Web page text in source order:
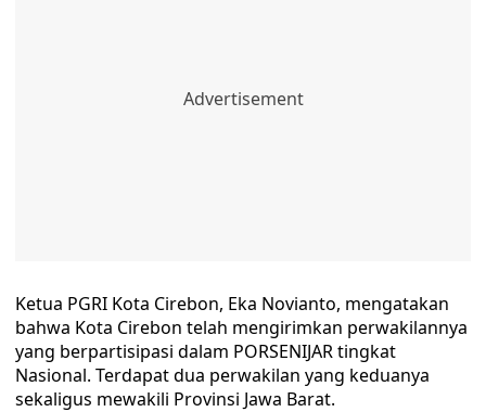
Ketua PGRI Kota Cirebon, Eka Novianto, mengatakan
bahwa Kota Cirebon telah mengirimkan perwakilannya
yang berpartisipasi dalam PORSENIJAR tingkat
Nasional. Terdapat dua perwakilan yang keduanya
sekaligus mewakili Provinsi Jawa Barat.